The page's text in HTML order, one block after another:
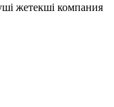
жетекші компания